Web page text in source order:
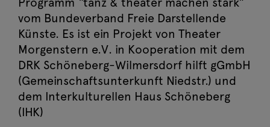
vom Bundeverband Freie Darstellende
Künste. Es ist ein Projekt von Theater
Morgenstern e.V. in Kooperation mit dem
DRK Schöneberg-Wilmersdorf hilft gGmbH
(Gemeinschaftsunterkunft Niedstr.) und
dem Interkulturellen Haus Schöneberg
(IHK)